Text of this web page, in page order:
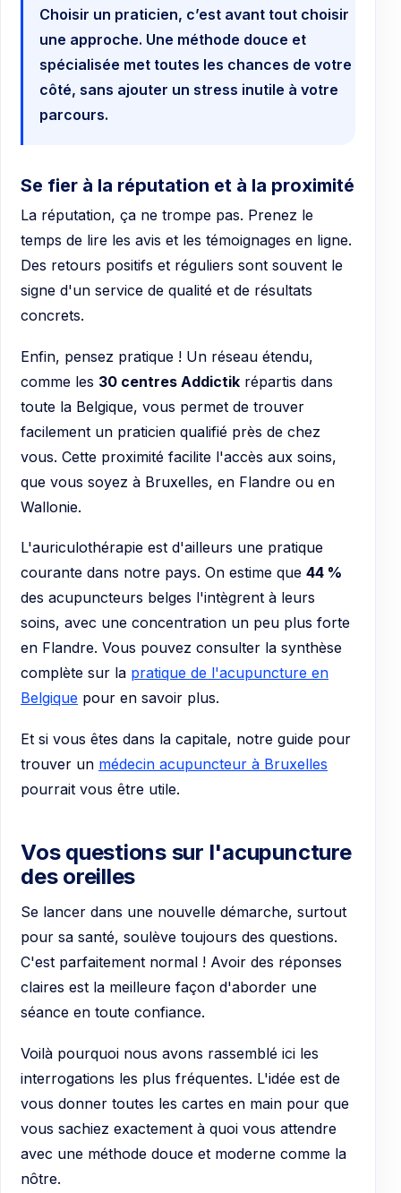
Choisir un praticien, c’est avant tout choisir
une approche. Une méthode douce et
spécialisée met toutes les chances de votre
côté, sans ajouter un stress inutile à votre
parcours.
Se fier à la réputation et à la proximité
La réputation, ça ne trompe pas. Prenez le
temps de lire les avis et les témoignages en ligne.
Des retours positifs et réguliers sont souvent le
signe d'un service de qualité et de résultats
concrets.
Enfin, pensez pratique ! Un réseau étendu,
comme les 30 centres Addictik répartis dans
toute la Belgique, vous permet de trouver
facilement un praticien qualifié près de chez
vous. Cette proximité facilite l'accès aux soins,
que vous soyez à Bruxelles, en Flandre ou en
Wallonie.
L'auriculothérapie est d'ailleurs une pratique
courante dans notre pays. On estime que 44 %
des acupuncteurs belges l'intègrent à leurs
soins, avec une concentration un peu plus forte
en Flandre. Vous pouvez consulter la synthèse
complète sur la pratique de l'acupuncture en
Belgique pour en savoir plus.
Et si vous êtes dans la capitale, notre guide pour
trouver un médecin acupuncteur à Bruxelles
pourrait vous être utile.
Vos questions sur l'acupuncture
des oreilles
Se lancer dans une nouvelle démarche, surtout
pour sa santé, soulève toujours des questions.
C'est parfaitement normal ! Avoir des réponses
claires est la meilleure façon d'aborder une
séance en toute confiance.
Voilà pourquoi nous avons rassemblé ici les
interrogations les plus fréquentes. L'idée est de
vous donner toutes les cartes en main pour que
vous sachiez exactement à quoi vous attendre
avec une méthode douce et moderne comme la
nôtre.